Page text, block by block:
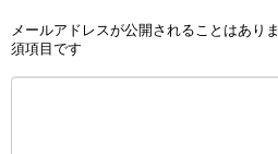
メールアドレスが公開されることはありま
須項目です